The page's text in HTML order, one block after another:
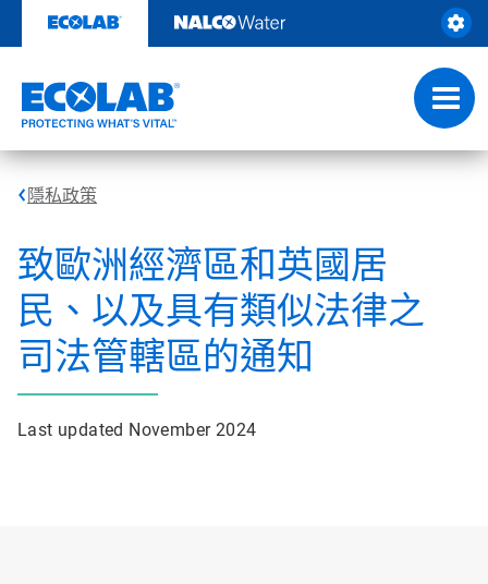
content
隱私政策
致歐洲經濟區和英國居
民、以及具有類似法律之
司法管轄區的通知
Last updated November 2024